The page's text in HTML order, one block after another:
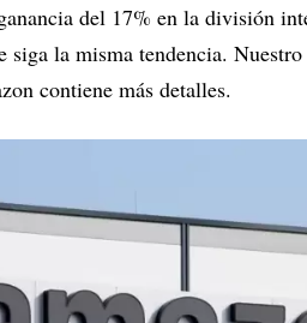
del 17% en la división
la misma tendencia.
contiene más detalles.